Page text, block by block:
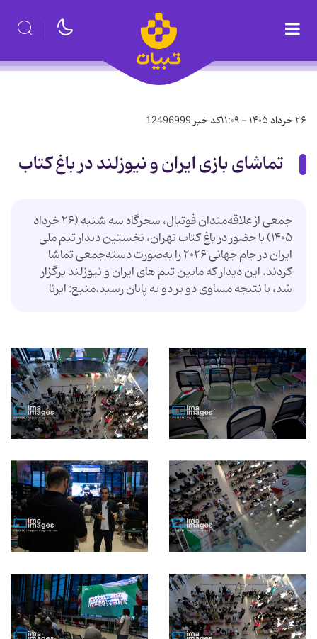
۲۶ خرداد ۱۴۰۵ - ۱۱:۰۹ کد خبر 12496999
تماشای بازی ایران و نیوزلند در باغ کتاب
جمعی از علاقه‌مندان فوتبال، سحرگاه سه شنبه (۲۶ خرداد
۱۴۰۵) با حضور در باغ کتاب تهران، نخستین دیدار تیم ملی
ایران در جام جهانی ۲۰۲۶ را به‌صورت دسته‌جمعی تماشا
کردند. این دیدار که مابین تیم های ایران و نیوزلند برگزار
شد، با نتیجه مساوی دو بر دو به پایان رسید.منبع: ایرنا